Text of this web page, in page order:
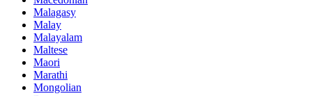
Malagasy
Malay
Malayalam
Maltese
Maori
Marathi
Mongolian